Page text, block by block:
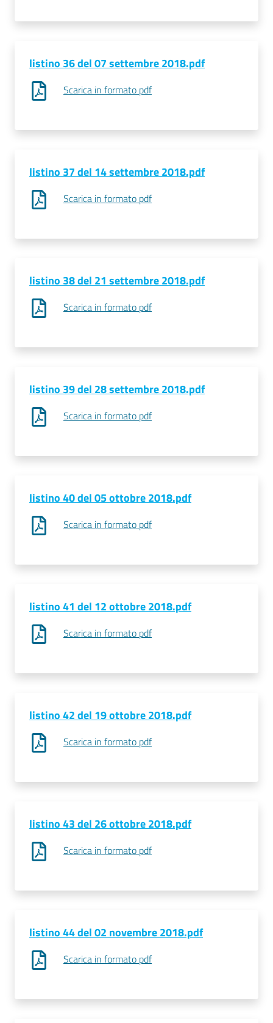
listino 36 del 07 settembre 2018.pdf
Scarica in formato pdf
listino 37 del 14 settembre 2018.pdf
Scarica in formato pdf
listino 38 del 21 settembre 2018.pdf
Scarica in formato pdf
listino 39 del 28 settembre 2018.pdf
Scarica in formato pdf
listino 40 del 05 ottobre 2018.pdf
Scarica in formato pdf
listino 41 del 12 ottobre 2018.pdf
Scarica in formato pdf
listino 42 del 19 ottobre 2018.pdf
Scarica in formato pdf
listino 43 del 26 ottobre 2018.pdf
Scarica in formato pdf
listino 44 del 02 novembre 2018.pdf
Scarica in formato pdf